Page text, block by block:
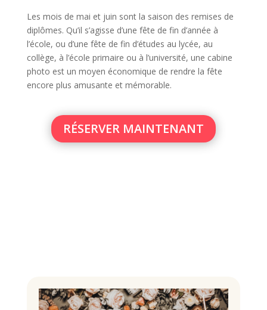
Les mois de mai et juin sont la saison des remises de
diplômes. Qu’il s’agisse d’une fête de fin d’année à
l’école, ou d’une fête de fin d’études au lycée, au
collège, à l’école primaire ou à l’université, une cabine
photo est un moyen économique de rendre la fête
encore plus amusante et mémorable.
RÉSERVER MAINTENANT